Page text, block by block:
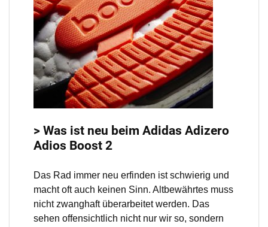
> Was ist neu beim Adidas Adizero
Adios Boost 2
Das Rad immer neu erfinden ist schwierig und
macht oft auch keinen Sinn. Altbewährtes muss
nicht zwanghaft überarbeitet werden. Das
sehen offensichtlich nicht nur wir so, sondern